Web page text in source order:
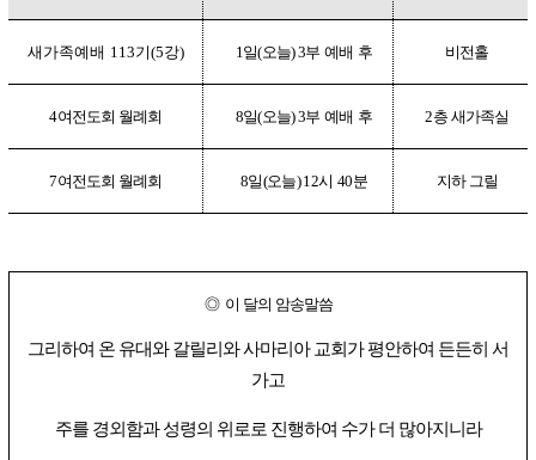
새가족예배 113기(5강) 1일(오늘) 3부 예배 후 비전홀
4여전도회 월례회 8일(오늘) 3부 예배 후 2층 새가족실
7여전도회 월례회 8일(오늘) 12시 40분 지하 그릴
◎ 이 달의 암송말씀
그리하여 온 유대와 갈릴리와 사마리아 교회가 평안하여 든든히 서
가고
주를 경외함과 성령의 위로로 진행하여 수가 더 많아지니라